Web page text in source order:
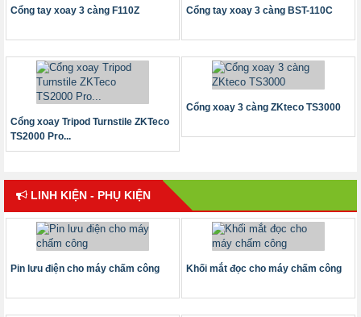
Cổng tay xoay 3 càng F110Z Cổng tay xoay 3 càng BST-110C
Cổng xoay Tripod Turnstile ZKTeco
TS2000 Pro...
Cổng xoay 3 càng ZKteco TS3000
LINH KIỆN - PHỤ KIỆN
Pin lưu điện cho máy chấm công Khối mắt đọc cho máy chấm công